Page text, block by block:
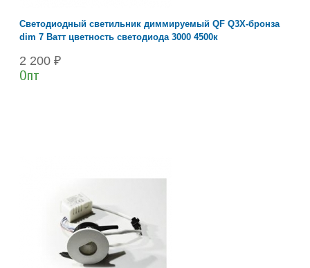
Светодиодный светильник диммируемый QF Q3X-бронза
dim 7 Ватт цветность светодиода 3000 4500к
2 200 ₽
Опт